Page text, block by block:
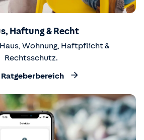
Haftung & Recht
Wohnung, Haftpflicht &
Rechtsschutz.
Ratgeberbereich